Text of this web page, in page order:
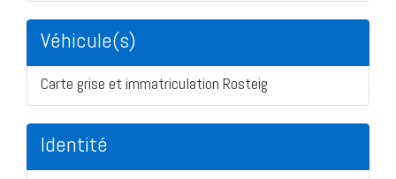
Véhicule(s)
Carte grise et immatriculation Rosteig
Identité